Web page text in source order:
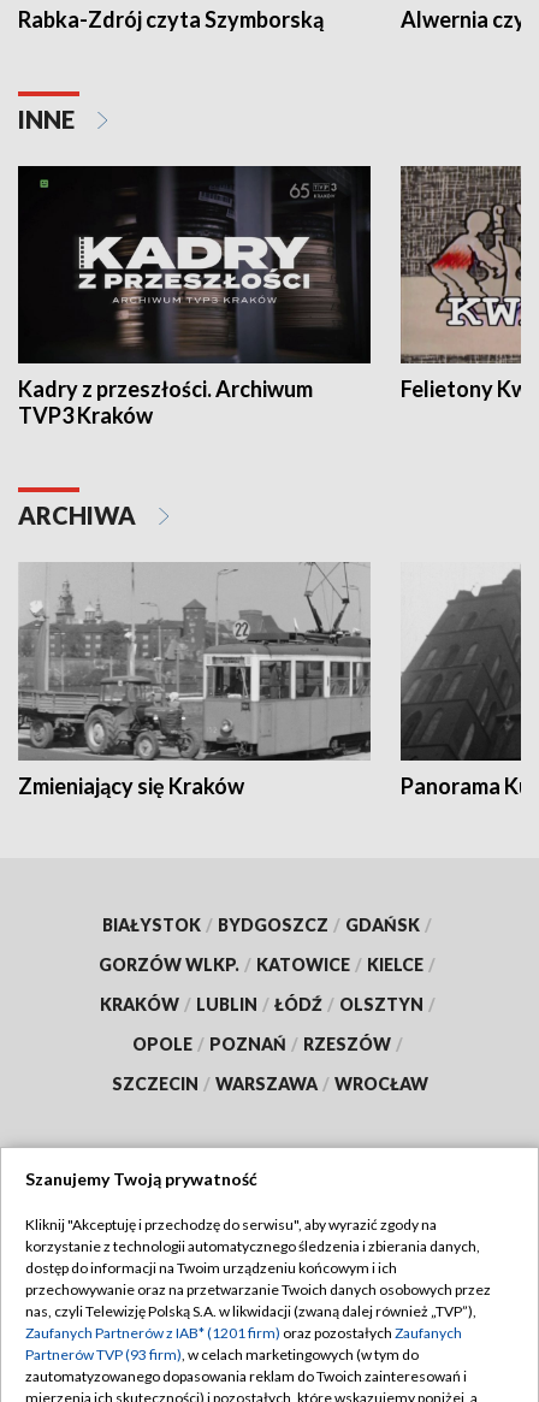
Rabka-Zdrój czyta Szymborską Alwernia
INNE
Kadry z przeszłości. Archiwum
TVP3 Kraków
Felietony
ARCHIWA
Zmieniający się Kraków Panorama
BIAŁYSTOK / BYDGOSZCZ / GDAŃSK /
GORZÓW WLKP. / KATOWICE / KIELCE /
KRAKÓW / LUBLIN / ŁÓDŹ / OLSZTYN /
OPOLE / POZNAŃ / RZESZÓW /
SZCZECIN / WARSZAWA / WROCŁAW
TVP
Abonament TVP
Emisja w TVP
Centrum informacji TVP
Regulamin TVP
Polityka prywatności
Moje zgody
Szanujemy Twoją prywatność
Kliknij "Akceptuję i przechodzę do serwisu", aby wyrazić zgody na
korzystanie z technologii automatycznego śledzenia i zbierania danych,
dostęp do informacji na Twoim urządzeniu końcowym i ich
przechowywanie oraz na przetwarzanie Twoich danych osobowych przez
nas, czyli Telewizję Polską S.A. w likwidacji (zwaną dalej również „TVP”),
Zaufanych Partnerów z IAB* (1201 firm) oraz pozostałych Zaufanych
Partnerów TVP (93 firm), w celach marketingowych (w tym do
zautomatyzowanego dopasowania reklam do Twoich zainteresowań i
mierzenia ich skuteczności) i pozostałych, które wskazujemy poniżej, a